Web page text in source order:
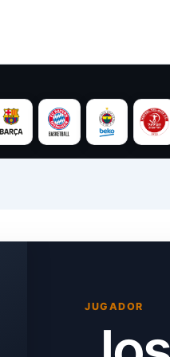
JUGADOR